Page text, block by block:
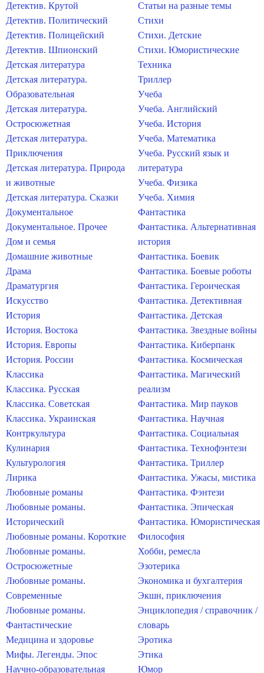
Детектив. Крутой
Детектив. Политический
Детектив. Полицейский
Детектив. Шпионский
Детская литература
Детская литература.
Образовательная
Детская литература.
Остросюжетная
Детская литература.
Приключения
Детская литература. Природа
и животные
Детская литература. Сказки
Документальное
Документальное. Прочее
Дом и семья
Домашние животные
Драма
Драматургия
Искусство
История
История. Востока
История. Европы
История. России
Классика
Классика. Русская
Классика. Советская
Классика. Украинская
Контркультура
Кулинария
Культурология
Лирика
Любовные романы
Любовные романы.
Исторический
Любовные романы. Короткие
Любовные романы.
Остросюжетные
Любовные романы.
Современные
Любовные романы.
Фантастические
Медицина и здоровье
Мифы. Легенды. Эпос
Научно-образовательная
Статьи на разные темы
Стихи
Стихи. Детские
Стихи. Юмористические
Техника
Триллер
Учеба
Учеба. Английский
Учеба. История
Учеба. Математика
Учеба. Русский язык и
литература
Учеба. Физика
Учеба. Химия
Фантастика
Фантастика. Альтернативная
история
Фантастика. Боевик
Фантастика. Боевые роботы
Фантастика. Героическая
Фантастика. Детективная
Фантастика. Детская
Фантастика. Звездные войны
Фантастика. Киберпанк
Фантастика. Космическая
Фантастика. Магический
реализм
Фантастика. Мир пауков
Фантастика. Научная
Фантастика. Социальная
Фантастика. Технофэнтези
Фантастика. Триллер
Фантастика. Ужасы, мистика
Фантастика. Фэнтези
Фантастика. Эпическая
Фантастика. Юмористическая
Философия
Хобби, ремесла
Эзотерика
Экономика и бухгалтерия
Экшн, приключения
Энциклопедия / справочник /
словарь
Эротика
Этика
Юмор